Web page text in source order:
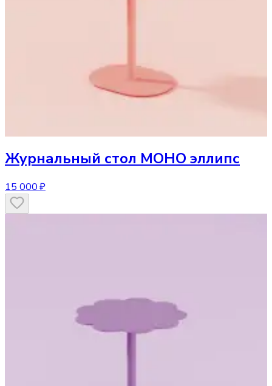
Журнальный стол МОНО эллипс
15 000 ₽